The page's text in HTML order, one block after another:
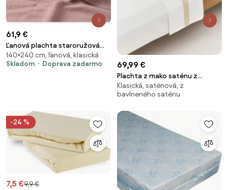
61,9 €
Ľanová plachta staroružová
EMI, Pevná plachta 140x240
140×240 cm, ľanová, klasická
Skladom
Doprava zadarmo 69,99 €
Plachta z mako saténu z
egyptskej bavlny Rochelle
Klasická, saténová, z
bavlneného saténu
-24 %
7,5 €9,9 €